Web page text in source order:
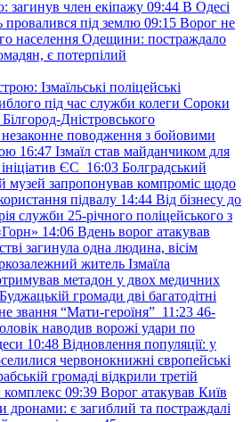
загинув член екіпажу 09:44 В Одесі
провалився під землю 09:15 Ворог не
населення Одещини: постраждало
є потерпілий
Ізмаїльські поліцейські
під час служби колеги Сороки
Дністровського
незаконне поводження з бойовими
16:47 Ізмаїл став майданчиком для
ЄС 16:03 Болградський
музей запропонував компроміс щодо
підвалу 14:44 Від бізнесу до
служби 25-річного поліцейського з
14:06 Вдень ворог атакував
загинула одна людина, вісім
житель Ізмаїла
метадон у двох медичних
громади дві багатодітні
звання “Мати-героїня” 11:23 46-
наводив ворожі удари по
10:48 Відновлення популяції: у
червонокнижні європейські
громаді відкрили третій
комплекс 09:39 Ворог атакував Київ
дронами: є загиблий та постраждалі